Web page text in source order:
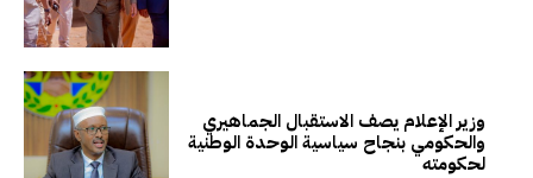
وزير الإعلام يصف الاستقبال الجماهيري
والحكومي بنجاح سياسية الوحدة الوطنية
لحكومته